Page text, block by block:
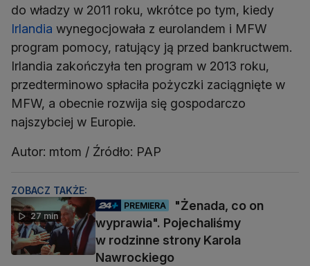
do władzy w 2011 roku, wkrótce po tym, kiedy
Irlandia wynegocjowała z eurolandem i MFW
program pomocy, ratujący ją przed bankructwem.
Irlandia zakończyła ten program w 2013 roku,
przedterminowo spłaciła pożyczki zaciągnięte w
MFW, a obecnie rozwija się gospodarczo
najszybciej w Europie.
Autor: mtom / Źródło: PAP
ZOBACZ TAKŻE:
27 min
PREMIERA
"Żenada, co on
wyprawia". Pojechaliśmy
w rodzinne strony Karola
Nawrockiego